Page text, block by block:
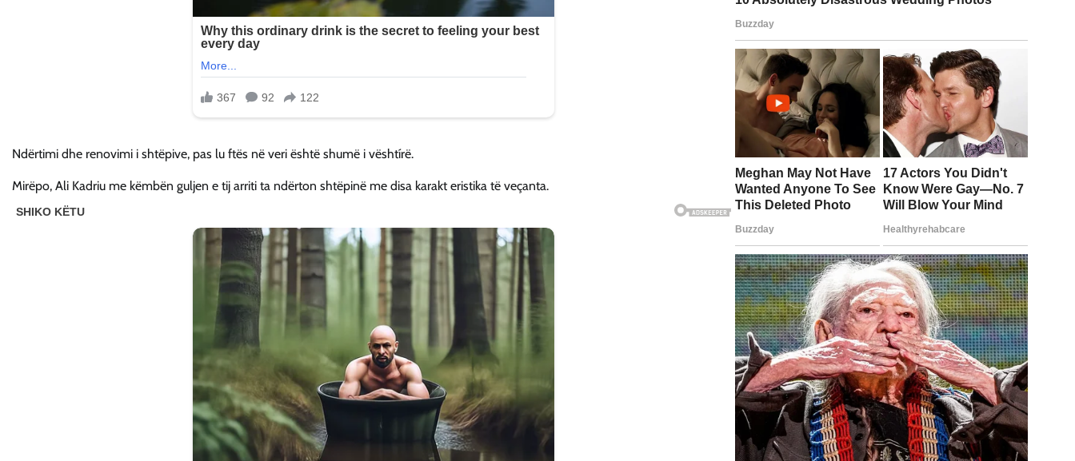
Ndërtimi dhe renovimi i shtëpive, pas lu ftës në veri është shumë i vështírë.
Mirëpo, Ali Kadriu me këmbën guljen e tij arriti ta ndërton shtëpinë me disa karakt eristika të veçanta.